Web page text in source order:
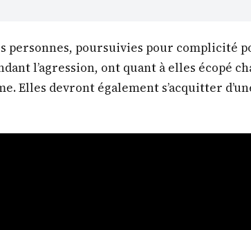
personnes, poursuivies pour complicité
l’agression, ont quant à elles écopé
Elles devront également s’acquitter